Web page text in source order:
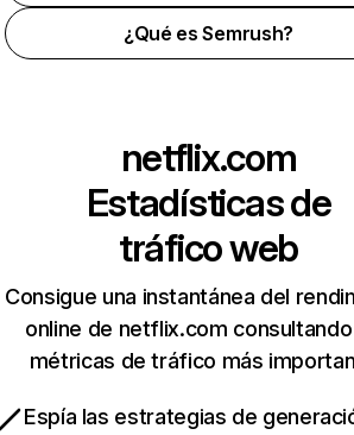
¿Qué es Semrush?
netflix.com
Estadísticas de
tráfico web
Consigue una instantánea del
online de netflix.com
métricas de tráfico más
Espía las estrategias de